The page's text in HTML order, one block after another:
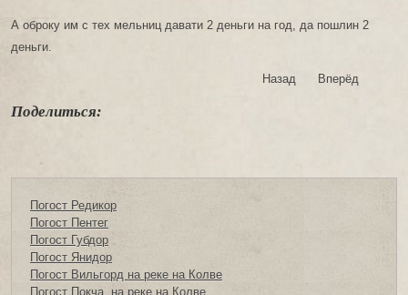
А оброку им с тех мельниц давати 2 деньги на год, да пошлин 2
деньги.
Назад Вперёд
Поделиться:
Погост Редикор
Погост Пентег
Погост Губдор
Погост Янидор
Погост Вильгорд на реке на Колве
Погост Покча, на реке на Колве